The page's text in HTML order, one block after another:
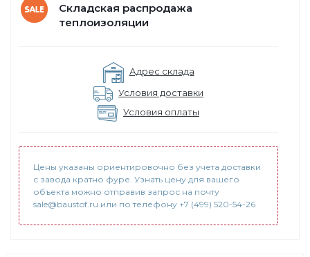
Складская распродажа
теплоизоляции
Адрес склада
Условия доставки
Условия оплаты
Цены указаны ориентировочно без учета доставки
с завода кратно фуре. Узнать цену для вашего
объекта можно отправив запрос на почту
sale@baustof.ru или по телефону +7 (499) 520-54-26